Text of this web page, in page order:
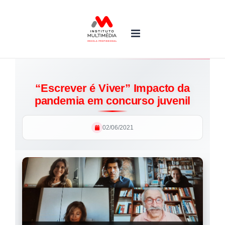
“Escrever é Viver” Impacto da
pandemia em concurso juvenil
02/06/2021